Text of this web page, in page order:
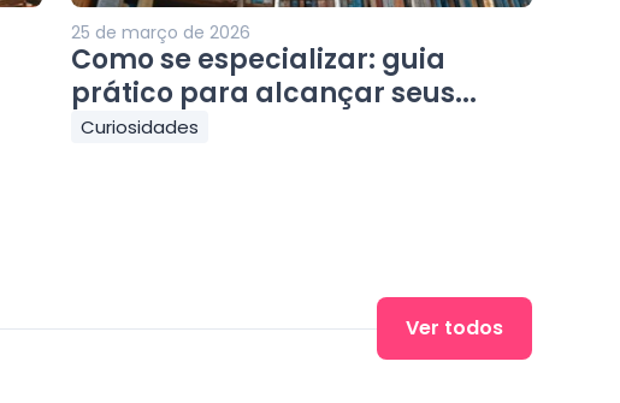
25 de março de 2026
Como se especializar: guia
prático para alcançar seus...
Curiosidades
Ver todos